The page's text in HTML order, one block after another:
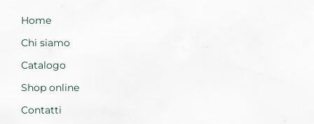
Home
Chi siamo
Catalogo
Shop online
Contatti